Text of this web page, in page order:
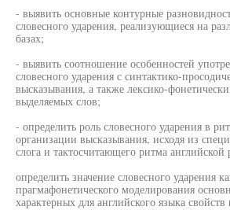
- выявить основные контурные
словесного ударения, реализующиеся на
базах;
- выявить соотношение особенностей
словесного ударения с синтактико-
высказывания, а также лексико-
выделяемых слов;
- определить роль словесного ударения в
организации высказывания, исходя из
слога и тактосчитающего ритма английской
определить значение словесного ударения
прагмафонетического моделирования
характерных для английского языка